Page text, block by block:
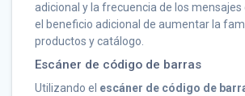
adicional y la frecuencia de los
el beneficio adicional de aumentar la
productos y catálogo.
Escáner de código de barras
Utilizando el escáner de código de